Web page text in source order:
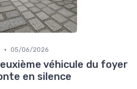
• 05/06/2026
véhicule du foyer
en silence